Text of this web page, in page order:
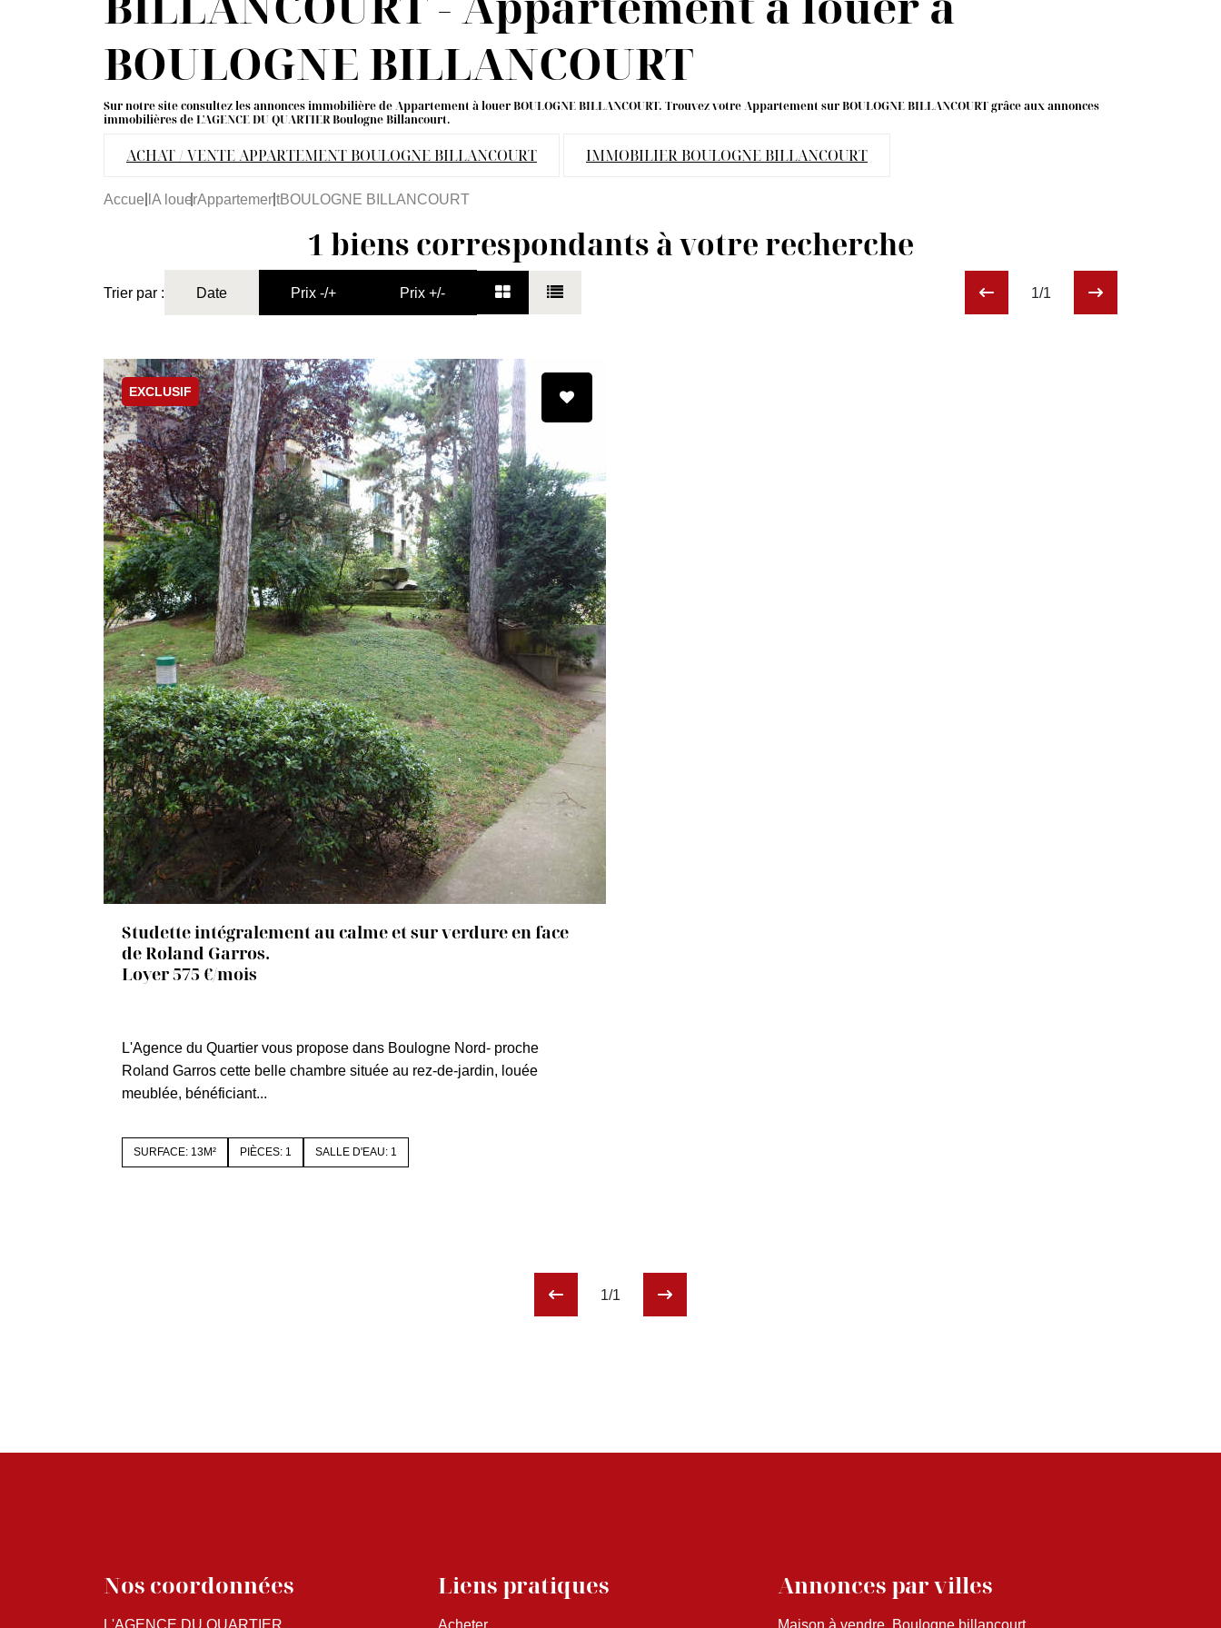
BOULOGNE BILLANCOURT
Sur notre site consultez les annonces immobilière de Appartement à louer BOULOGNE BILLANCOURT. Trouvez votre Appartement sur BOULOGNE BILLANCOURT grâce aux annonces
immobilières de L'AGENCE DU QUARTIER Boulogne Billancourt.
ACHAT / VENTE APPARTEMENT BOULOGNE BILLANCOURT IMMOBILIER BOULOGNE BILLANCOURT
Accueil A louerAppartementBOULOGNE BILLANCOURT
1 biens correspondants à votre recherche
Trier par : Date Prix -/+ Prix +/- 1/1
EXCLUSIF
Studette intégralement au calme et sur verdure en face
de Roland Garros.
Loyer 575 €/mois
L'Agence du Quartier vous propose dans Boulogne Nord- proche
Roland Garros cette belle chambre située au rez-de-jardin, louée
meublée, bénéficiant...
SURFACE: 13M² PIÈCES: 1 SALLE D'EAU: 1
1/1
Nos coordonnées Liens pratiques Annonces par villes